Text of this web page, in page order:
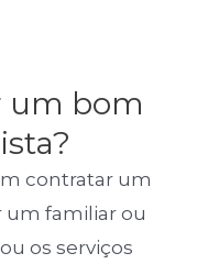
um bom
contratar um
familiar ou
os serviços